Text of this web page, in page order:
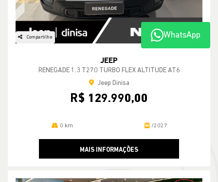
Compartilhe
JEEP
RENEGADE 1.3 T270 TURBO FLEX ALTITUDE AT6
Jeep Dinisa
R$ 129.990,00
0 km /2027
MAIS INFORMAÇÕES
WhatsApp